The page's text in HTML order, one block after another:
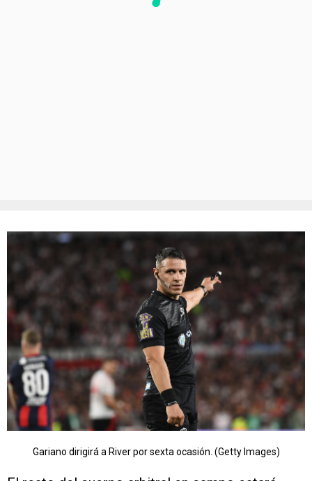
Gariano dirigirá a River por sexta ocasión. (Getty Images)